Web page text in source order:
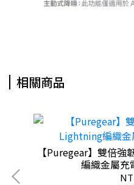
相關商品
【Puregear】雙倍